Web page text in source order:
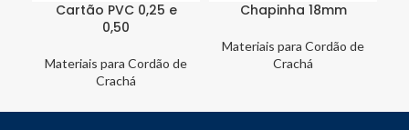
Cartão PVC 0,25 e
0,50
Materiais para Cordão de
Crachá
Chapinha 18mm
Materiais para Cordão de
Crachá